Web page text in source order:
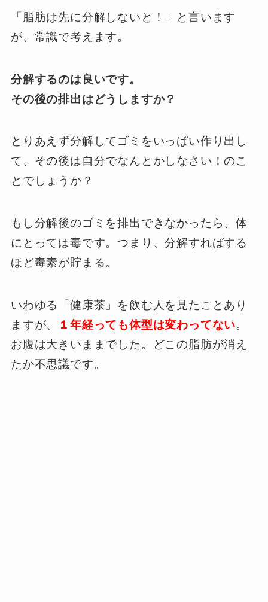
「脂肪は先に分解しないと！」と言います
が、常識で考えます。
分解するのは良いです。
その後の排出はどうしますか？
とりあえず分解してゴミをいっぱい作り出し
て、その後は自分でなんとかしなさい！のこ
とでしょうか？
もし分解後のゴミを排出できなかったら、体
にとっては毒です。つまり、分解すればする
ほど毒素が貯まる。
いわゆる「健康茶」を飲む人を見たことあり
ますが、
１年経っても体型は変わってない。
お腹は大きいままでした。どこの脂肪が消え
たか不思議です。